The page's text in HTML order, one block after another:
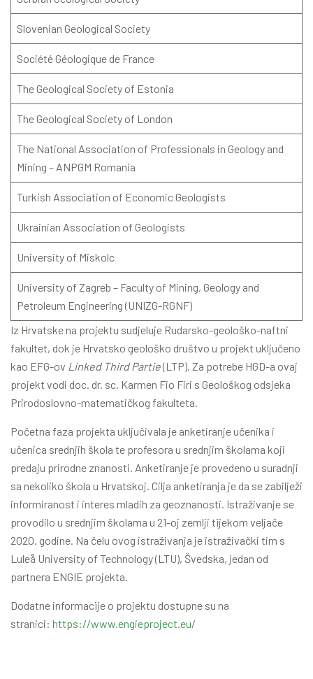
Slovenian Geological Society
Société Géologique de France
The Geological Society of Estonia
The Geological Society of London
The National Association of Professionals in Geology and
Mining – ANPGM Romania
Turkish Association of Economic Geologists
Ukrainian Association of Geologists
University of Miskolc
University of Zagreb – Faculty of Mining, Geology and
Petroleum Engineering (UNIZG-RGNF)
Iz Hrvatske na projektu sudjeluje Rudarsko-geološko-naftni
fakultet, dok je Hrvatsko geološko društvo u projekt uključeno
kao EFG-ov Linked Third Partie(LTP). Za potrebe HGD-a ovaj
projekt vodi doc. dr. sc. Karmen Fio Firi s Geološkog odsjeka
Prirodoslovno-matematičkog fakulteta.
Početna faza projekta uključivala je anketiranje učenika i
učenica srednjih škola te profesora u srednjim školama koji
predaju prirodne znanosti. Anketiranje je provedeno u suradnji
sa nekoliko škola u Hrvatskoj. Cilja anketiranja je da se zabilježi
informiranost i interes mladih za geoznanosti. Istraživanje se
provodilo u srednjim školama u 21-oj zemlji tijekom veljače
2020. godine. Na čelu ovog istraživanja je istraživački tim s
Luleå University of Technology (LTU), Švedska, jedan od
partnera ENGIE projekta.
Dodatne informacije o projektu dostupne su na
stranici: https://www.engieproject.eu/